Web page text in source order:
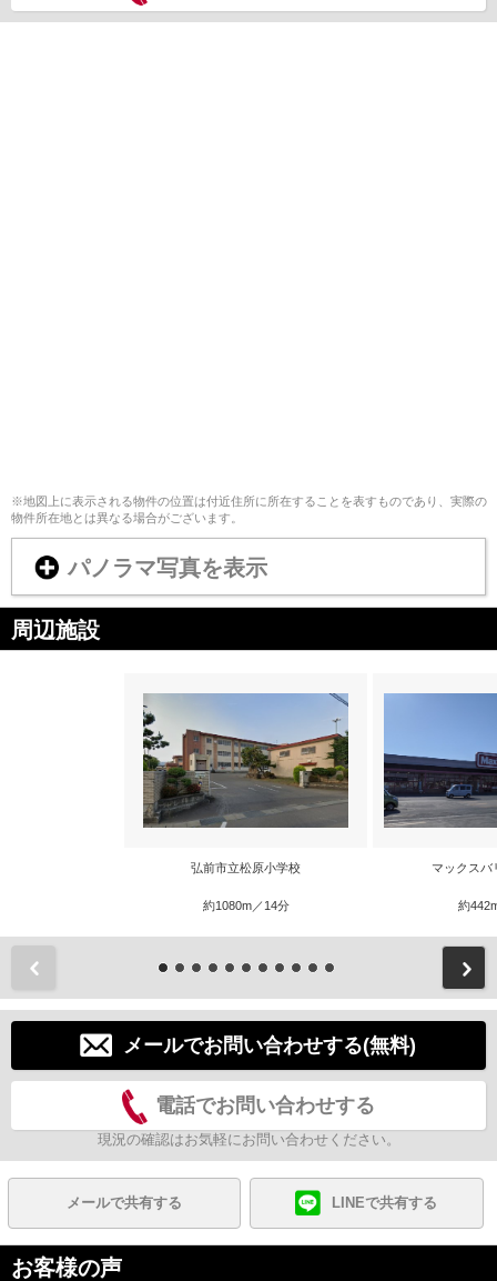
※地図上に表示される物件の位置は付近住所に所在することを表すものであり、実際の
物件所在地とは異なる場合がございます。
パノラマ写真を表示
周辺施設
弘前市立松原小学校
約1080m／14分
マックスバ
約
メールでお問い合わせする(無料)
電話でお問い合わせする
現況の確認はお気軽にお問い合わせください。
メールで共有する LINEで共有する
お客様の声